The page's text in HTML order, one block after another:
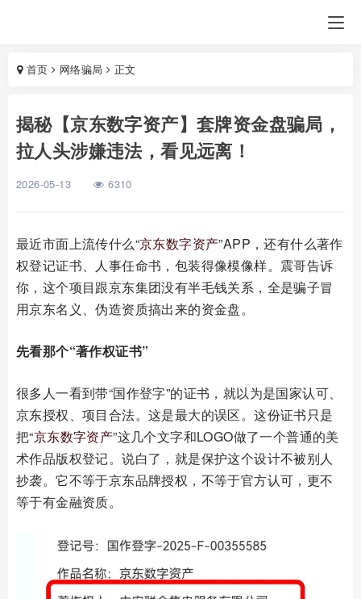
首页 网络骗局 正文
揭秘【京东数字资产】套牌资金盘骗局，
拉人头涉嫌违法，看见远离！
2026-05-13 6310
最近市面上流传什么“京东数字资产”APP，还有什么著作
权登记证书、人事任命书，包装得像模像样。震哥告诉
你，这个项目跟京东集团没有半毛钱关系，全是骗子冒
用京东名义、伪造资质搞出来的资金盘。
先看那个“著作权证书”
很多人一看到带“国作登字”的证书，就以为是国家认可、
京东授权、项目合法。这是最大的误区。这份证书只是
把“京东数字资产”这几个文字和LOGO做了一个普通的美
术作品版权登记。说白了，就是保护这个设计不被别人
抄袭。它不等于京东品牌授权，不等于官方认可，更不
等于有金融资质。